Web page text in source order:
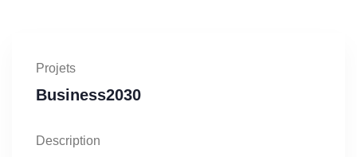
Projets
Business2030
Description